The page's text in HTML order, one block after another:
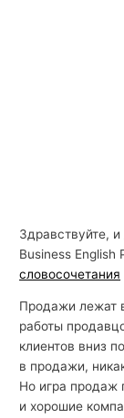
Здравствуйте,
Business
словосочетания
Продажи лежат
работы
клиентов вниз
в продажи,
Но игра продаж
и хорошие